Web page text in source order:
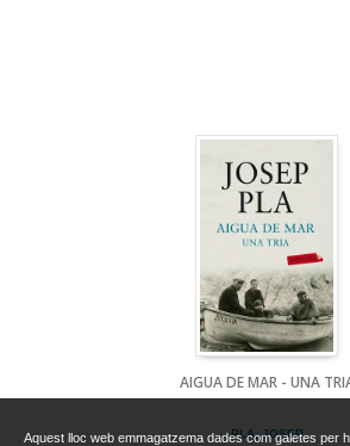
AIGUA DE MAR - UNA
PLA, JOSEP
Aquest lloc web emmagatzema dades com galetes per